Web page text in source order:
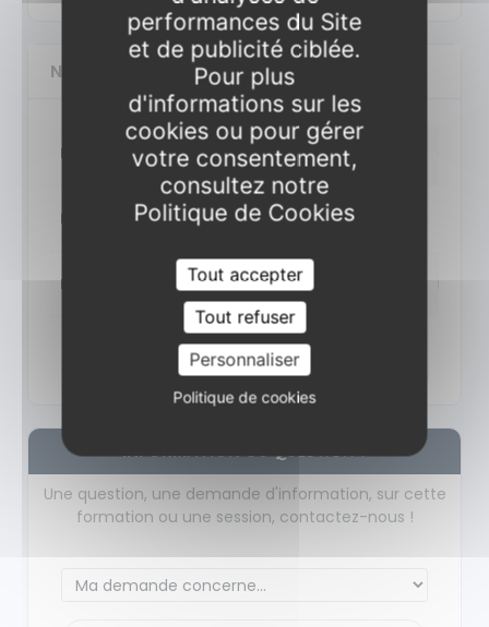
NOS SESSIONS POUR CETTE FORMATION
Date
Lieu
Détails
du 07/09/2026 au 08/09/2026
Paris
les 7 et 8 sept. 2026
Ajouter sélection
Distanciel
INFORMATION OU QUESTION ?
Une question, une demande d'information, sur cette
formation ou une session, contactez-nous !
performances du Site
et de publicité ciblée.
Pour plus
d'informations sur les
cookies ou pour gérer
votre consentement,
consultez notre
Politique de Cookies
Tout accepter
Tout refuser
Personnaliser
Politique de cookies